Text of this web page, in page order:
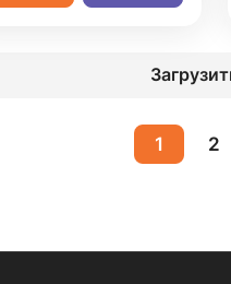
1 2